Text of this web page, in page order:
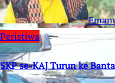
Peristiwa
SKP se-KAJ Turun ke